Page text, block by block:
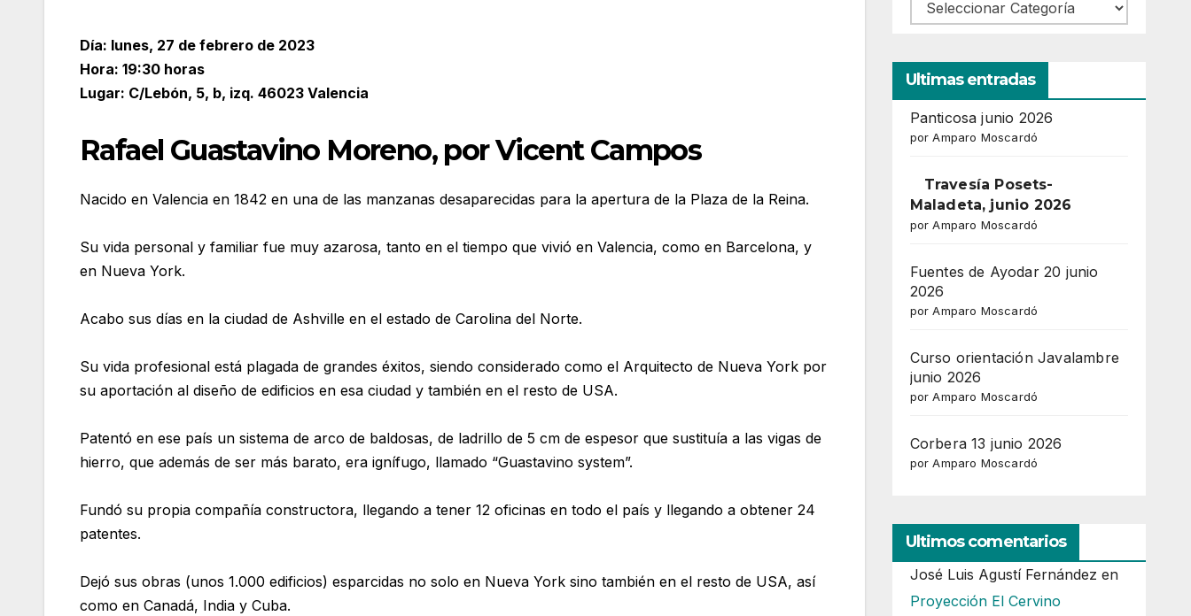
Día: lunes, 27 de febrero de 2023
Hora: 19:30 horas
Lugar: C/Lebón, 5, b, izq. 46023 Valencia
Rafael Guastavino Moreno, por Vicent Campos
Nacido en Valencia en 1842 en una de las manzanas desaparecidas para la apertura de la Plaza de la Reina.
Su vida personal y familiar fue muy azarosa, tanto en el tiempo que vivió en Valencia, como en Barcelona, y
en Nueva York.
Acabo sus días en la ciudad de Ashville en el estado de Carolina del Norte.
Su vida profesional está plagada de grandes éxitos, siendo considerado como el Arquitecto de Nueva York por
su aportación al diseño de edificios en esa ciudad y también en el resto de USA.
Patentó en ese país un sistema de arco de baldosas, de ladrillo de 5 cm de espesor que sustituía a las vigas de
hierro, que además de ser más barato, era ignífugo, llamado “Guastavino system”.
Fundó su propia compañía constructora, llegando a tener 12 oficinas en todo el país y llegando a obtener 24
patentes.
Dejó sus obras (unos 1.000 edificios) esparcidas no solo en Nueva York sino también en el resto de USA, así
como en Canadá, India y Cuba.
Ultimas entradas
Panticosa junio 2026
por Amparo Moscardó
Travesía Posets-
Maladeta, junio 2026
por Amparo Moscardó
Fuentes de Ayodar 20 junio
2026
por Amparo Moscardó
Curso orientación Javalambre
junio 2026
por Amparo Moscardó
Corbera 13 junio 2026
por Amparo Moscardó
Ultimos comentarios
José Luis Agustí Fernández en
Proyección El Cervino